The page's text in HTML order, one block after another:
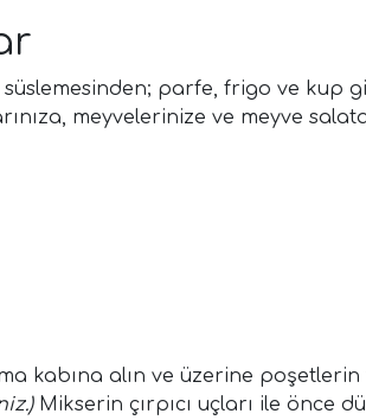
parfe, frigo ve kup
meyvelerinize ve meyve
kabına alın ve üzerine poşetlerin
Mikserin çırpıcı uçları ile önce